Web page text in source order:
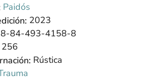
Paidós
2023
84-493-4158-8
256
Rústica